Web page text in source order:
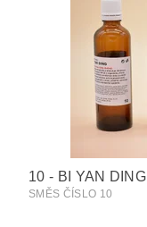
10 - BI YAN DING
SMĚS ČÍSLO 10